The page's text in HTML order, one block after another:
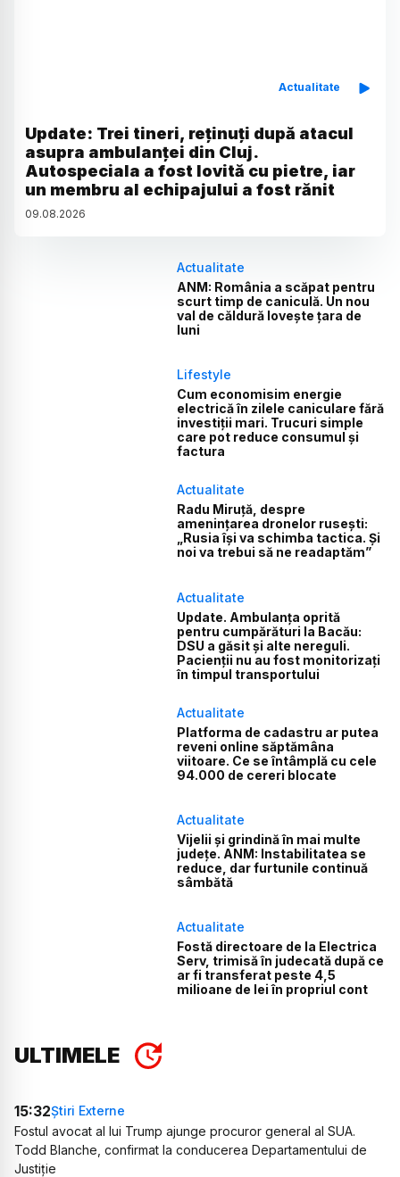
Actualitate
Update: Trei tineri, reținuți după atacul
asupra ambulanței din Cluj.
Autospeciala a fost lovită cu pietre, iar
un membru al echipajului a fost rănit
09.08.2026
Actualitate
ANM: România a scăpat pentru
scurt timp de caniculă. Un nou
val de căldură lovește țara de
luni
Lifestyle
Cum economisim energie
electrică în zilele caniculare fără
investiții mari. Trucuri simple
care pot reduce consumul și
factura
Actualitate
Radu Miruță, despre
amenințarea dronelor rusești:
„Rusia își va schimba tactica. Și
noi va trebui să ne readaptăm”
Actualitate
Update. Ambulanța oprită
pentru cumpărături la Bacău:
DSU a găsit și alte nereguli.
Pacienții nu au fost monitorizați
în timpul transportului
Actualitate
Platforma de cadastru ar putea
reveni online săptămâna
viitoare. Ce se întâmplă cu cele
94.000 de cereri blocate
Actualitate
Vijelii și grindină în mai multe
județe. ANM: Instabilitatea se
reduce, dar furtunile continuă
sâmbătă
Actualitate
Fostă directoare de la Electrica
Serv, trimisă în judecată după ce
ar fi transferat peste 4,5
milioane de lei în propriul cont
ULTIMELE
15:32Știri Externe
Fostul avocat al lui Trump ajunge procuror general al SUA.
Todd Blanche, confirmat la conducerea Departamentului de
Justiție